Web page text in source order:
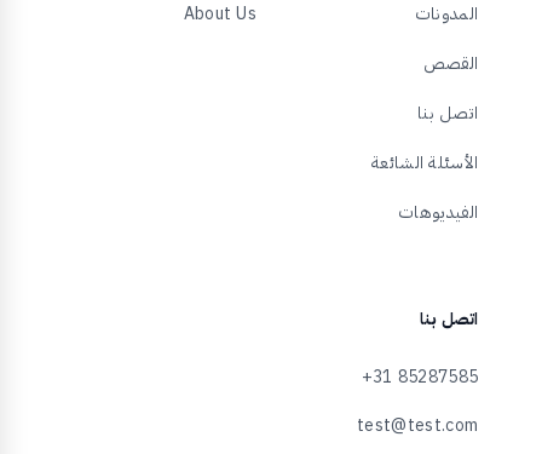
المدونات
القصص
اتصل بنا
الأسئلة الشائعة
الفيديوهات
About Us
اتصل بنا
+31 85287585
test@test.com